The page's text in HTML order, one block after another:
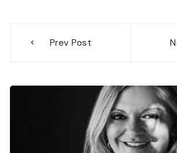
Prev Post